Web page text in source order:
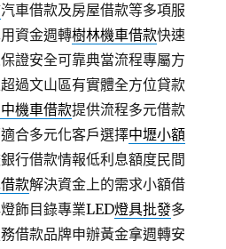
汽車借款及房屋借款等多項服
資金週轉樹林機車借款快速
證安全可靠典當流程專屬方
過文山區有實體全方位貸款
機車借款提供流程多元借款
合多元化客戶選擇中壢小額
行借款情報低利息額度民間
款解決資金上的需求小額借
飾目錄專業LED燈具批發多
借款品牌申辦黃金拿週轉安